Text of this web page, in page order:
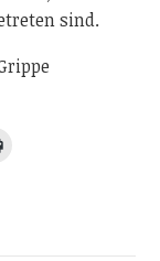
sind.